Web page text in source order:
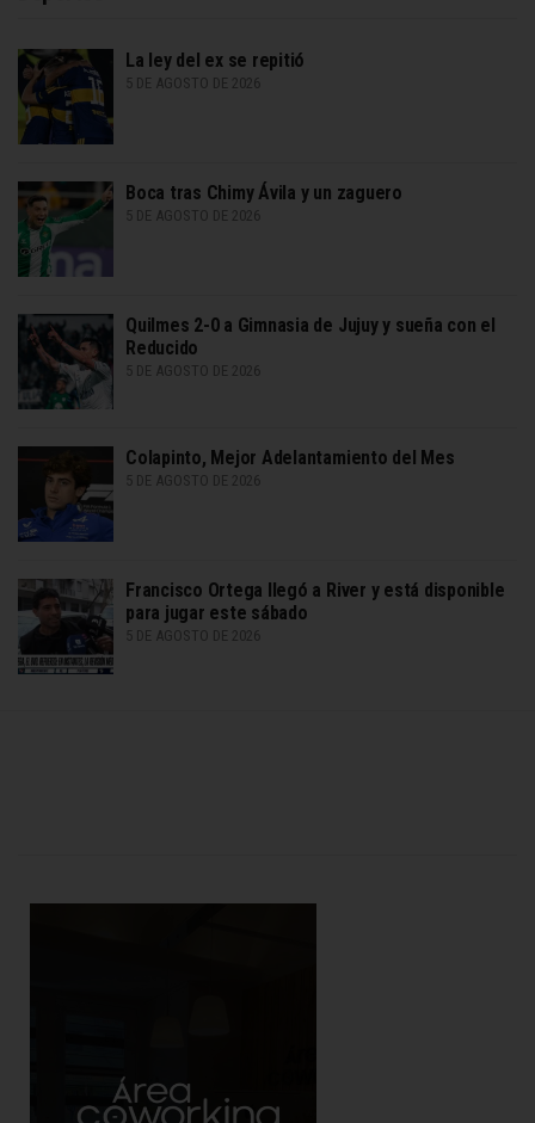
La ley del ex se repitió
5 DE AGOSTO DE 2026
Boca tras Chimy Ávila y un zaguero
5 DE AGOSTO DE 2026
Quilmes 2-0 a Gimnasia de Jujuy y sueña con el
Reducido
5 DE AGOSTO DE 2026
Colapinto, Mejor Adelantamiento del Mes
5 DE AGOSTO DE 2026
Francisco Ortega llegó a River y está disponible
para jugar este sábado
5 DE AGOSTO DE 2026